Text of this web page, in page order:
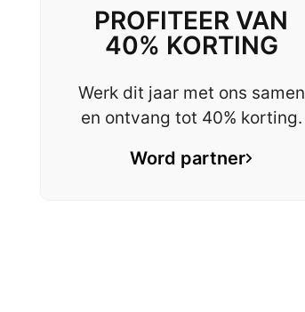
PROFITEER VAN
40% KORTING
Werk dit jaar met ons samen
en ontvang tot 40% korting.
Word partner